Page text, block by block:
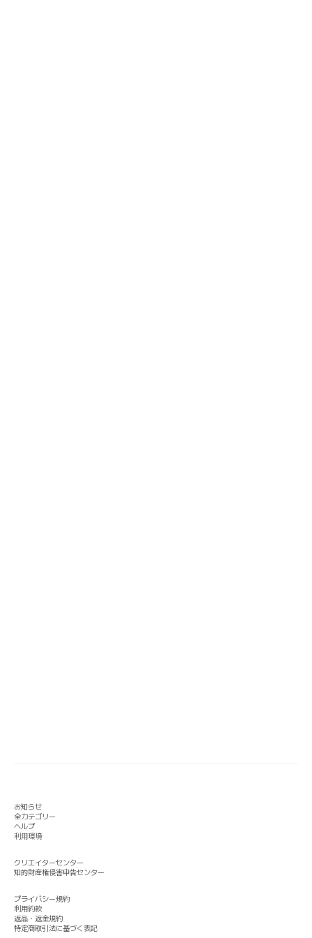
お知らせ
全カテゴリー
ヘルプ
利用環境
クリエイターセンター
知的財産権侵害申告センター
プライバシー規約
利用約款
返品・返金規約
特定商取引法に基づく表記